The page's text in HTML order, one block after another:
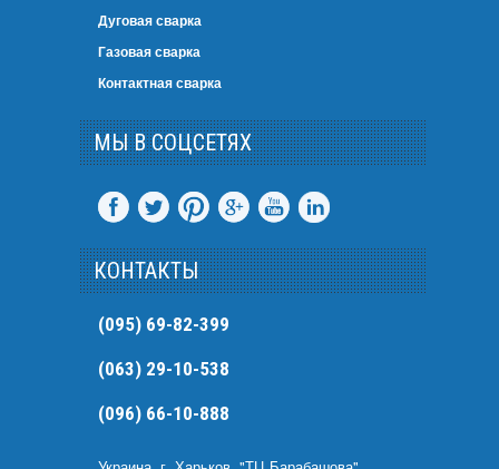
Дуговая сварка
Газовая сварка
Контактная сварка
МЫ В СОЦСЕТЯХ
КОНТАКТЫ
(095) 69-82-399
(063) 29-10-538
(096) 66-10-888